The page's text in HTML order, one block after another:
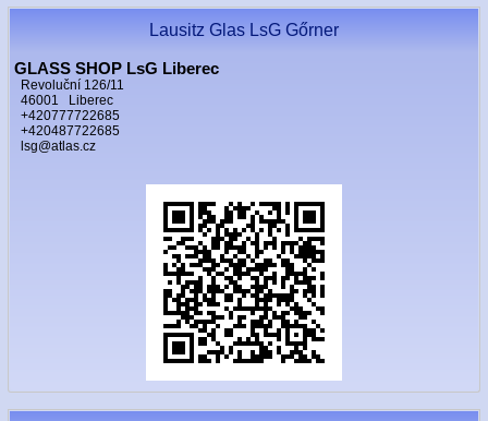
Lausitz Glas LsG Gőrner
GLASS SHOP LsG Liberec
Revoluční 126/11
46001 Liberec
+420777722685
+420487722685
lsg@atlas.cz